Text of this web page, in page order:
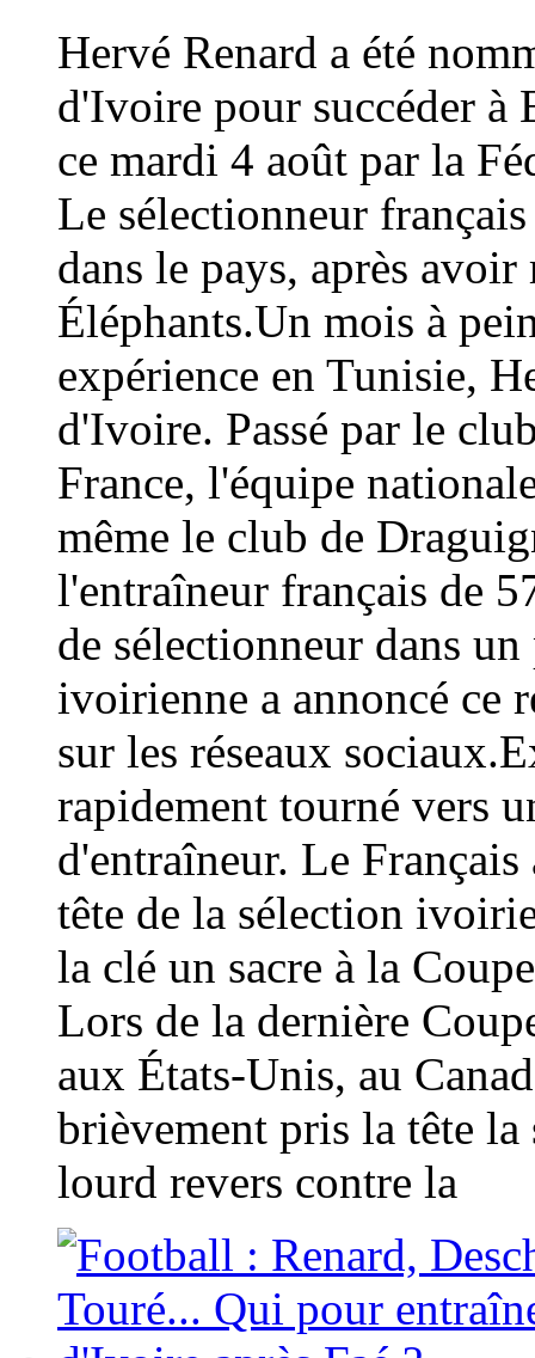
Hervé Renard a été
d'Ivoire pour succéder à
ce mardi 4 août par la
Le sélectionneur
dans le pays, après
Éléphants.Un mois à
expérience en Tunisie,
d'Ivoire. Passé par le
France, l'équipe
même le club de
l'entraîneur français de
de sélectionneur dans
ivoirienne a annoncé ce
sur les réseaux
rapidement tourné vers
d'entraîneur. Le
tête de la sélection
la clé un sacre à la
Lors de la dernière
aux États-Unis, au
brièvement pris la tête
lourd revers contre la